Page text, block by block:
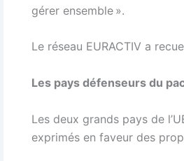
gérer ensemble ».
Le réseau EURACTIV a
Les pays défenseurs du
Les deux grands pays de
exprimés en faveur des